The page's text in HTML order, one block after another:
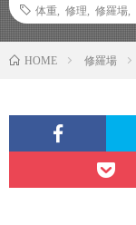
体重
修理 修羅場
HOME 修羅場